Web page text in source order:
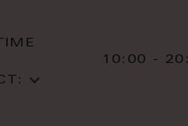
10:00 -